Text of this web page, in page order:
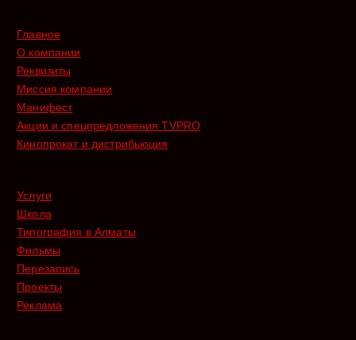
Главное
О компании
Реквизиты
Миссия компании
Манифест
Акции и спецпредложения TVPRO
Кинопрокат и дистрибьюция
Услуги
Школа
Типография в Алматы
Фильмы
Перезапись
Проекты
Реклама